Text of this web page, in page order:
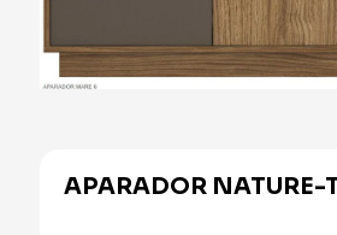
APARADOR NATURE-